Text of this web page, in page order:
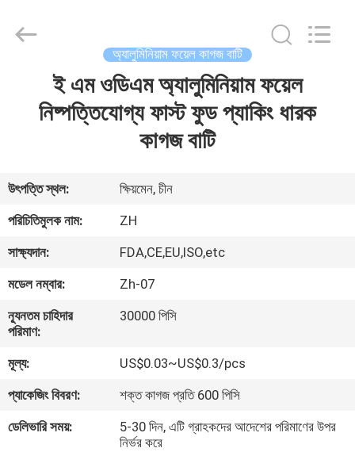
আমাদের
সম্পর্কে
কারখানা
ভ্রমণ
নিয়ন্ত্রণ
যোগাযোগ
Protection
Technology
অ্যালুমিনিয়াম ফয়েল কাগজ বাটি
ই এম ওডিএম অ্যালুমিনিয়াম ফয়েল
নিষ্পত্তিযোগ্য ফাস্ট ফুড প্যাকিং ধারক
কাগজ বাটি
উৎপত্তি স্থল:
ক্ষিয়মেন, চীন
পরিচিতিমুলক নাম:
ZH
সাক্ষ্যদান:
FDA,CE,EU,ISO,etc
মডেল নম্বার:
Zh-07
ন্যূনতম চাহিদার
পরিমাণ:
30000 পিসি
মূল্য:
US$0.03~US$0.3/pcs
প্যাকেজিং বিবরণ:
শক্ত কাগজ প্রতি 600 পিসি
ডেলিভারি সময়:
5-30 দিন, এটি গ্রাহকদের আদেশের পরিমাণের উপর
নির্ভর করে